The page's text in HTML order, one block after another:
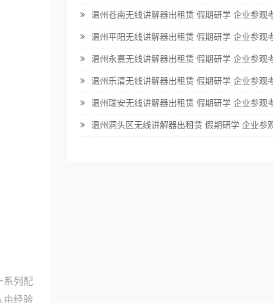
系列配
由经验
温州苍南无线讲解器出租赁 假期研学 企业参观
温州平阳无线讲解器出租赁 假期研学 企业参观
温州永嘉无线讲解器出租赁 假期研学 企业参观
温州乐清无线讲解器出租赁 假期研学 企业参观
温州瑞安无线讲解器出租赁 假期研学 企业参观
温州洞头区无线讲解器出租赁 假期研学 企业参